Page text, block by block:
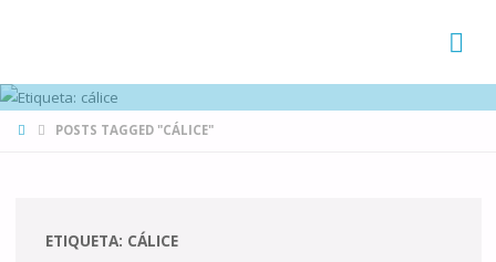
HOMEPOSTS TAGGED "CÁLICE"
ETIQUETA: CÁLICE